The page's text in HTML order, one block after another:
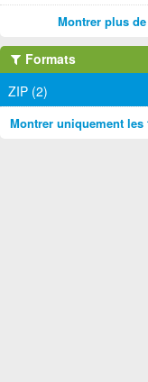
Montrer plus
Formats
ZIP (2)
Montrer uniquement